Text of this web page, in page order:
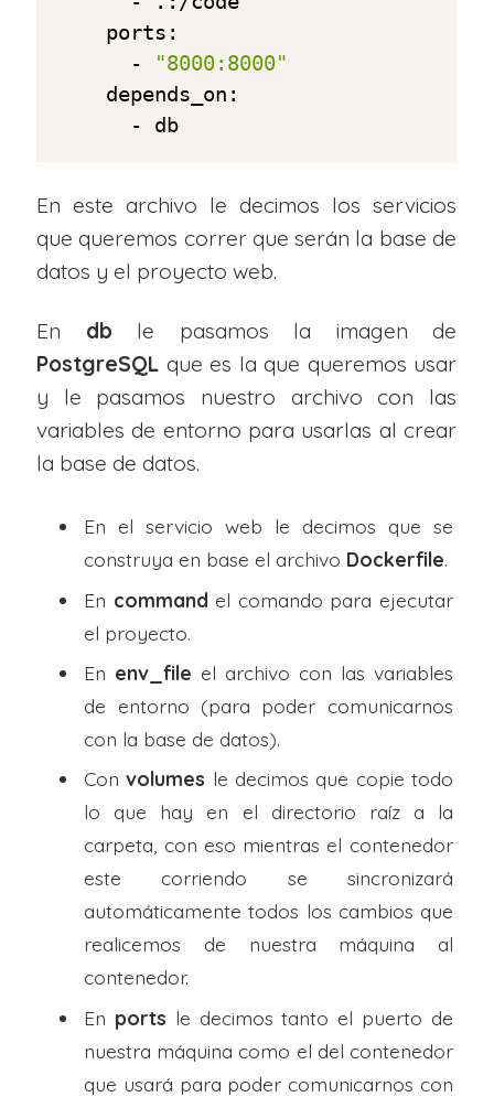
    ports:
      -
"8000:8000"
    depends_on:
      - db
En este archivo le decimos los servicios
que queremos correr que serán la base de
datos y el proyecto web.
En db le pasamos la imagen de
PostgreSQL que es la que queremos usar
y le pasamos nuestro archivo con las
variables de entorno para usarlas al crear
la base de datos.
En el servicio web le decimos que se
construya en base el archivo Dockerfile.
En command el comando para ejecutar
el proyecto.
En env_file el archivo con las variables
de entorno (para poder comunicarnos
con la base de datos).
Convolumes le decimos que copie todo
lo que hay en el directorio raíz a la
carpeta, con eso mientras el contenedor
este corriendo se sincronizará
automáticamente todos los cambios que
realicemos de nuestra máquina al
contenedor.
En ports le decimos tanto el puerto de
nuestra máquina como el del contenedor
que usará para poder comunicarnos con